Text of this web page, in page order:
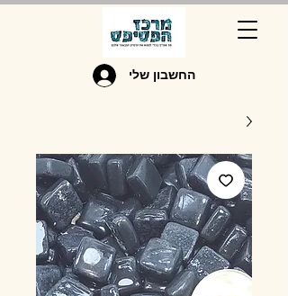
החשבון שלי